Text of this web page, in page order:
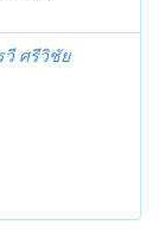
วี ศรีวิชัย